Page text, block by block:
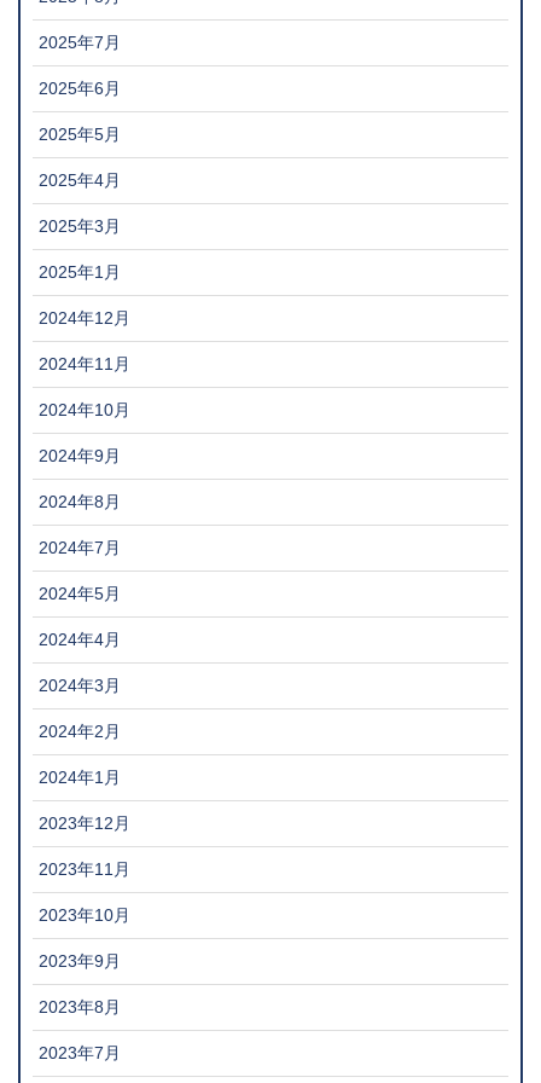
2025年7月
2025年6月
2025年5月
2025年4月
2025年3月
2025年1月
2024年12月
2024年11月
2024年10月
2024年9月
2024年8月
2024年7月
2024年5月
2024年4月
2024年3月
2024年2月
2024年1月
2023年12月
2023年11月
2023年10月
2023年9月
2023年8月
2023年7月